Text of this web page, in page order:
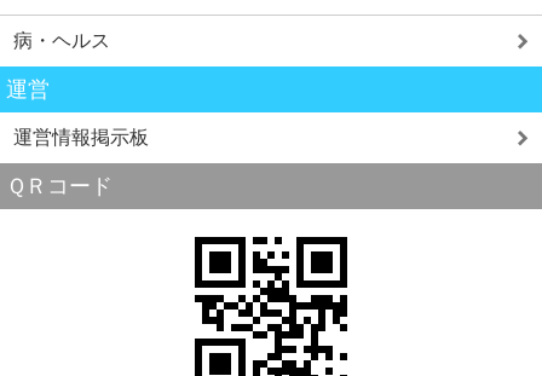
病・ヘルス
運営
運営情報掲示板
ＱＲコード